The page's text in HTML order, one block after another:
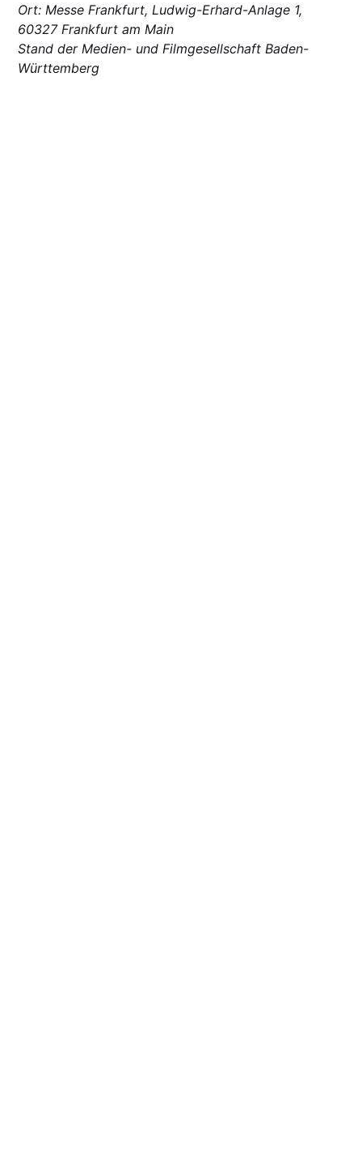
Ort: Messe Frankfurt, Ludwig-Erhard-Anlage 1,
60327 Frankfurt am Main
Stand der Medien- und Filmgesellschaft Baden-
Württemberg